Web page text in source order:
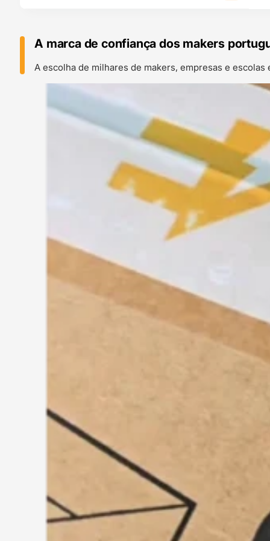
A marca de confiança dos makers
A escolha de milhares de makers, empresas e escolas